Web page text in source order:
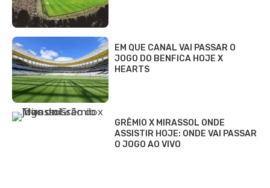
EM QUE CANAL VAI PASSAR O
JOGO DO BENFICA HOJE X
HEARTS
GRÊMIO X MIRASSOL ONDE
ASSISTIR HOJE: ONDE VAI PASSAR
O JOGO AO VIVO